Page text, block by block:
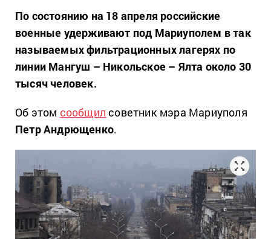
По состоянию на 18 апреля российские
военные удерживают под Мариуполем в так
называемых фильтрационных лагерях по
линии Мангуш – Никольское – Ялта около 30
тысяч человек.
Об этом сообщил советник мэра Мариуполя
Петр Андрющенко.